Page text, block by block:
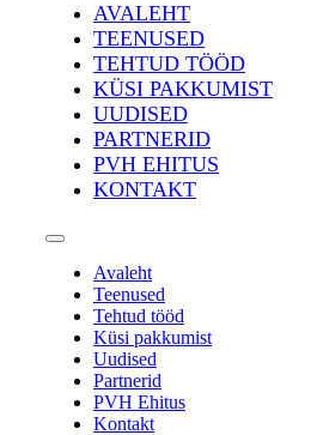
AVALEHT
TEENUSED
TEHTUD TÖÖD
KÜSI PAKKUMIST
UUDISED
PARTNERID
PVH EHITUS
KONTAKT
Avaleht
Teenused
Tehtud tööd
Küsi pakkumist
Uudised
Partnerid
PVH Ehitus
Kontakt